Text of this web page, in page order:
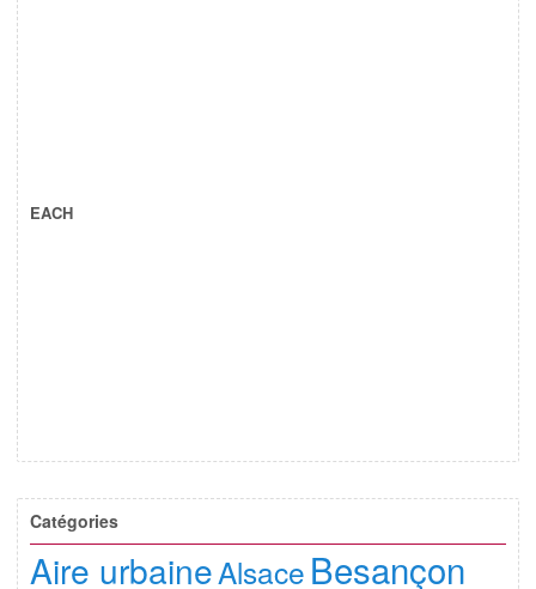
EACH
Catégories
Aire urbaineAlsace Besançon